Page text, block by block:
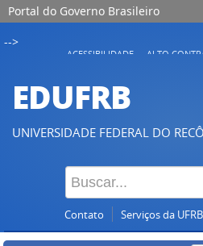
Portal do Governo Brasileiro
-->
ACESSIBILIDADE ALTO
EDUFRB
UNIVERSIDADE FEDERAL DO
Contato Serviços da UFRB